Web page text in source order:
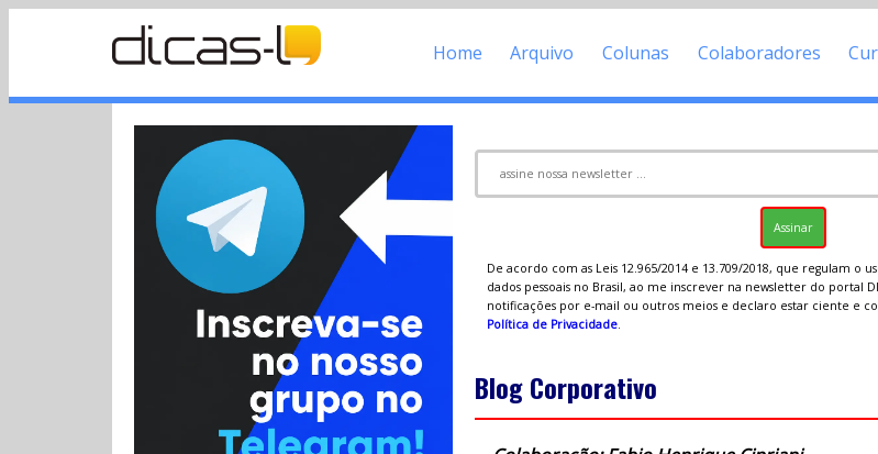
Home Arquivo Colunas Colaboradores
De acordo com as Leis 12.965/2014 e 13.709/2018, que regulam o
dados pessoais no Brasil, ao me inscrever na newsletter do portal
notificações por e-mail ou outros meios e declaro estar ciente e
Política de Privacidade.
Blog Corporativo